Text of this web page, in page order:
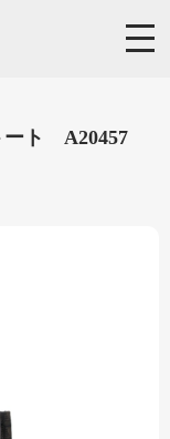
ート A20457